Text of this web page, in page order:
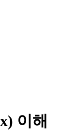
이해